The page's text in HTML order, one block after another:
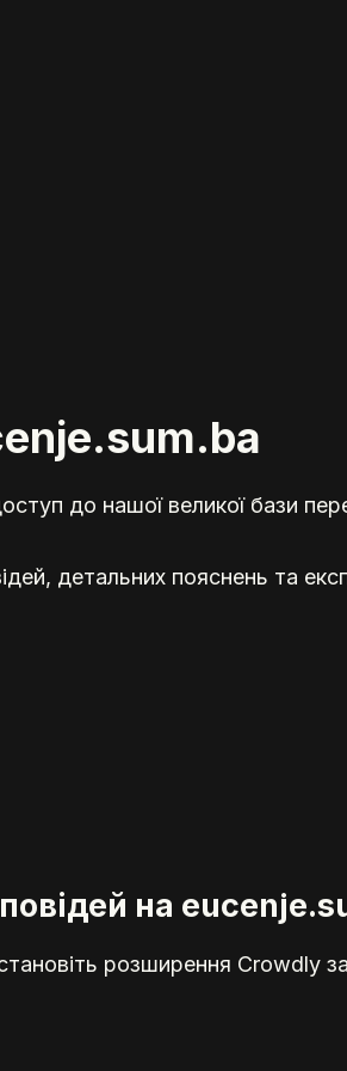
до нашої великої бази
детальних пояснень та
на
розширення Crowdly